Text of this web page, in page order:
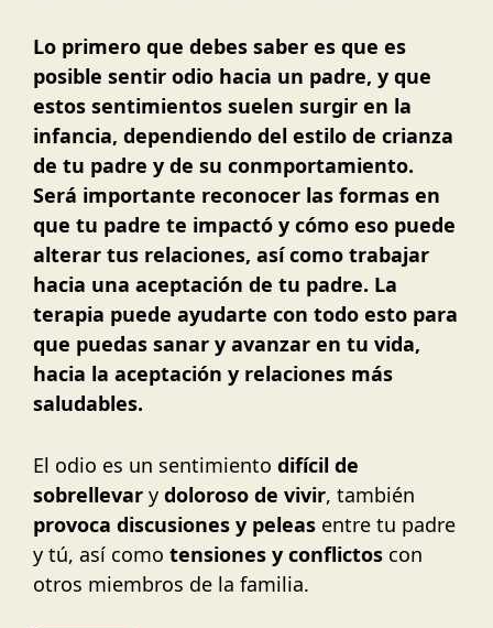
Lo primero que debes saber es que es
posible sentir odio hacia un padre, y que
estos sentimientos suelen surgir en la
infancia, dependiendo del estilo de crianza
de tu padre y de su conmportamiento.
Será importante reconocer las formas en
que tu padre te impactó y cómo eso puede
alterar tus relaciones, así como trabajar
hacia una aceptación de tu padre. La
terapia puede ayudarte con todo esto para
que puedas sanar y avanzar en tu vida,
hacia la aceptación y relaciones más
saludables.
El odio es un sentimiento difícil de
sobrellevar y doloroso de vivir, también
provoca discusiones y peleas entre tu padre
y tú, así como tensiones y conflictos con
otros miembros de la familia.